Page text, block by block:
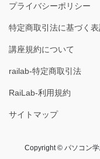
プライバシーポリシー
特定商取引法に基づく
講座規約について
railab-特定商取引法
RaiLab-利用規約
サイトマップ
Copyright © パソコン